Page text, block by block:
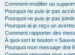
Comment modifier ou
Pourquoi ne puis-je pas
Pourquoi ne puis-je pas
Pourquoi ai-je reçu un
Comment rapporter des
À quoi sert le bouton «
Pourquoi mon message doit